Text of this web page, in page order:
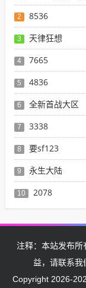
2 8536
3 天律狂想
4 7665
5 4836
6 全新首战大区
7 3338
8 要sf123
9 永生大陆
10 2078
注释：本站发布
益，请联系我
Copyright 2026-